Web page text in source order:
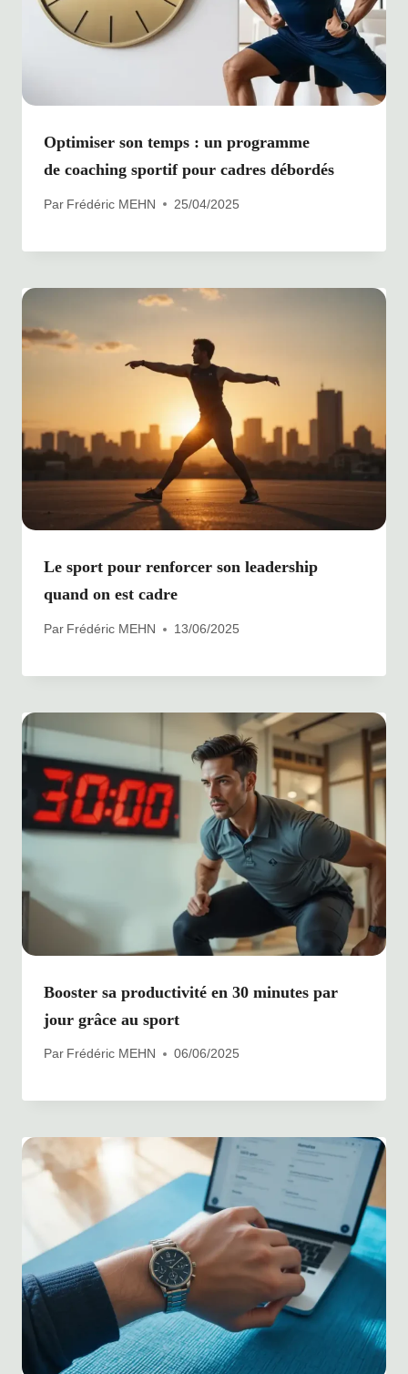
Optimiser son temps : un programme
de coaching sportif pour cadres débordés
Par Frédéric MEHN 25/04/2025
Le sport pour renforcer son leadership
quand on est cadre
Par Frédéric MEHN 13/06/2025
Booster sa productivité en 30 minutes par
jour grâce au sport
Par Frédéric MEHN 06/06/2025